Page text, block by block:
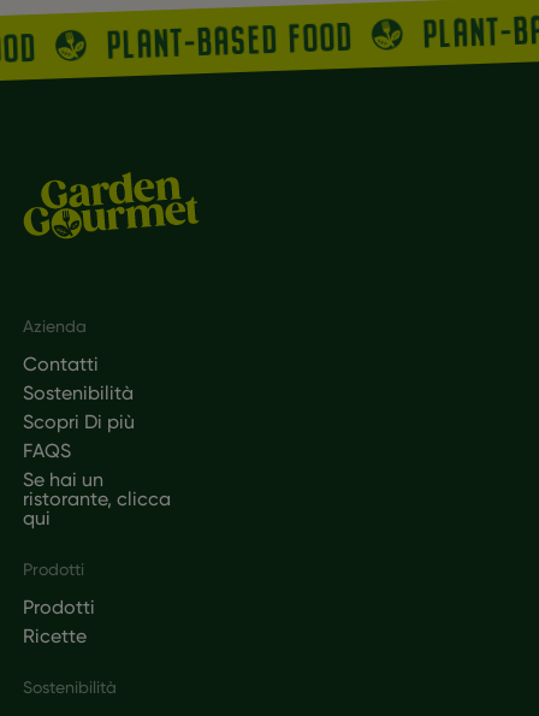
PLANT-BASED FOOD PLANT-
Footer
Azienda
Contatti
Sostenibilità
Scopri Di più
FAQS
Se hai un
ristorante, clicca
qui
Prodotti
Prodotti
Ricette
Sostenibilità